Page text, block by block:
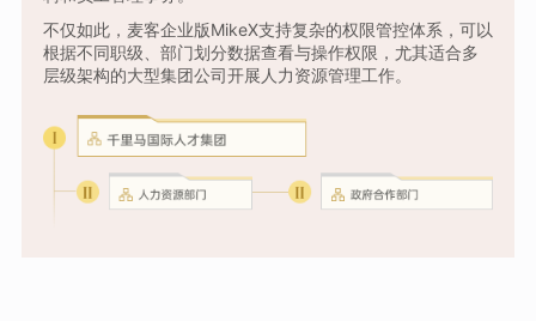
不仅如此，麦客企业版MikeX支持复杂的权限管控体系，可以
根据不同职级、部门划分数据查看与操作权限，尤其适合多
层级架构的大型集团公司开展人力资源管理工作。